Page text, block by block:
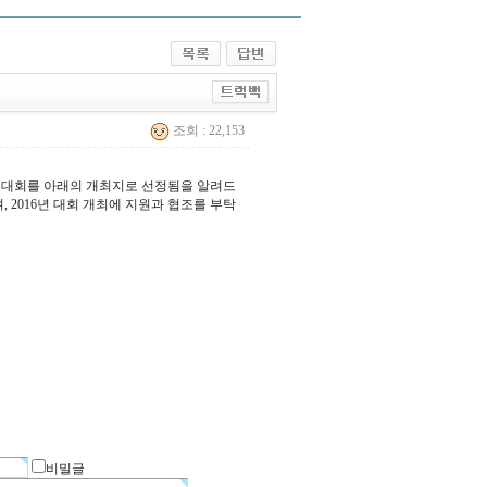
조회 : 22,153
회를 아래의 개최지로 선정됨을 알려드
2016년 대회 개최에 지원과 협조를 부탁
비밀글